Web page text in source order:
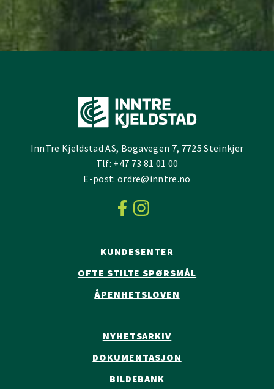
InnTre Kjeldstad AS, Bogavegen 7, 7725 Steinkjer
Tlf: +47 73 81 01 00
E-post: ordre@inntre.no
KUNDESENTER
OFTE STILTE SPØRSMÅL
ÅPENHETSLOVEN
NYHETSARKIV
DOKUMENTASJON
BILDEBANK